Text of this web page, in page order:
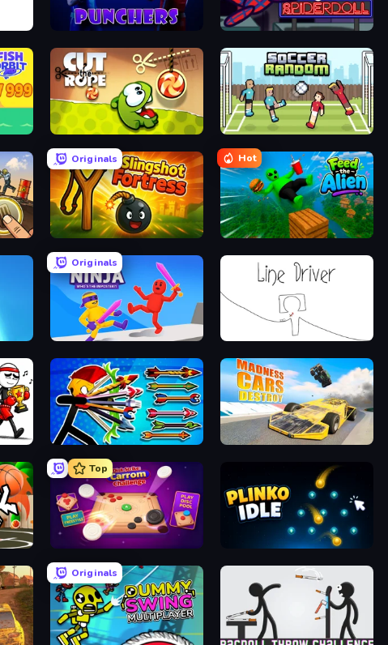
Punchers SpiderDoll
Cut the Rope Soccer Random
Originals
Slingshot Fortress
Hot
Feed the Alien
Originals
Ragdoll Ninja: Imposter Hero
Archer Ragdoll Masters Madness Cars Destroy
Top
Disk Strike: Carrom Challenge
Originals